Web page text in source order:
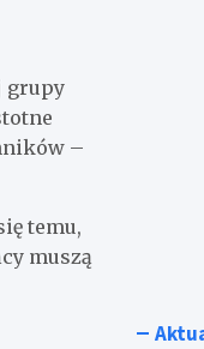
grupy
–
temu,
muszą